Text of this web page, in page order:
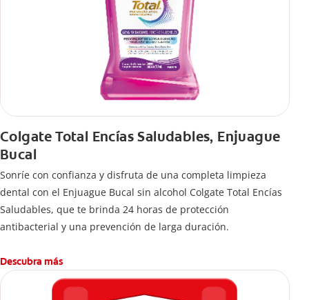
Colgate Total Encías Saludables, Enjuague
Bucal
Sonríe con confianza y disfruta de una completa limpieza
dental con el Enjuague Bucal sin alcohol Colgate Total Encías
Saludables, que te brinda 24 horas de protección
antibacterial y una prevención de larga duración.
Descubra más